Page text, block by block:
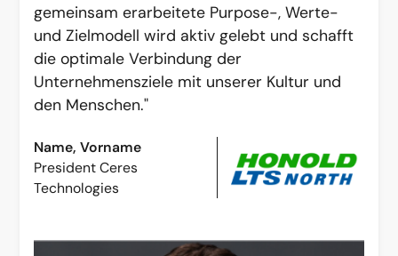
gemeinsam erarbeitete Purpose-, Werte-
und Zielmodell wird aktiv gelebt und schafft
die optimale Verbindung der
Unternehmensziele mit unserer Kultur und
den Menschen."
Name, Vorname
President Ceres
Technologies